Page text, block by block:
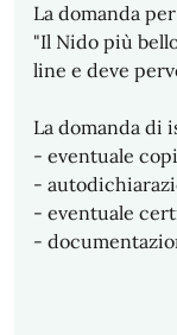
La domanda
"Il Nido più
line e deve
La domanda di
- eventuale
-
- eventuale
-